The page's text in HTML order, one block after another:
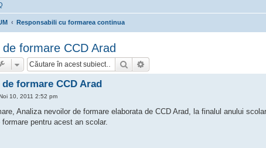
Responsabili cu formarea continua
formare CCD Arad
Căutare
formare CCD Arad
10, 2011 2:52 pm
Analiza nevoilor de formare elaborata de CCD Arad, la finalul anului
pentru acest an scolar.